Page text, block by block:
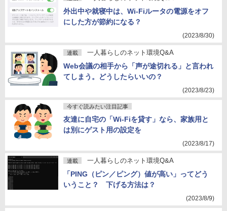
外出中や就寝中は、Wi-Fiルータの電源をオフ
にした方が節約になる？
(2023/8/30)
連載 一人暮らしのネット環境Q&A
Web会議の相手から「声が途切れる」と言われ
てしまう。どうしたらいいの？
(2023/8/23)
今すぐ読みたい注目記事
友達に自宅の「Wi-Fiを貸す」なら、家族用と
は別にゲスト用の設定を
(2023/8/17)
連載 一人暮らしのネット環境Q&A
「PING（ピン／ピング）値が高い」ってどう
いうこと？ 下げる方法は？
(2023/8/9)